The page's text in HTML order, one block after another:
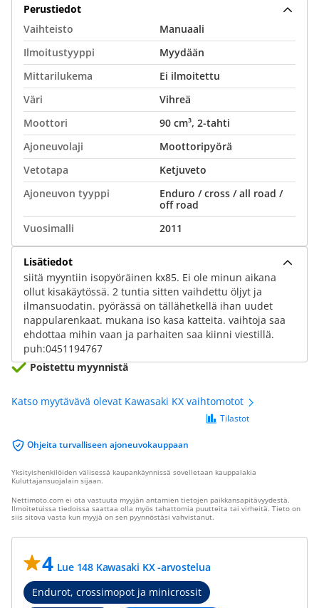
Perustiedot
Vaihteisto
Manuaali
Ilmoitustyyppi
Myydään
Mittarilukema
Ei ilmoitettu
Väri
Vihreä
Moottori
90 cm³, 2-tahti
Ajoneuvolaji
Moottoripyörä
Vetotapa
Ketjuveto
Ajoneuvon tyyppi
Enduro / cross / all road /
off road
Vuosimalli
2011
Lisätiedot
siitä myyntiin isopyöräinen kx85. Ei ole minun aikana
ollut kisakäytössä. 2 tuntia sitten vaihdettu öljyt ja
ilmansuodatin. pyörässä on tällähetkellä ihan uudet
nappularenkaat. mukana iso kasa katteita. vaihtoja saa
ehdottaa mihin vaan ja parhaiten saa kiinni viestillä.
puh:0451194767
Poistettu myynnistä
Katso myytävävä olevat Kawasaki KX vaihtomotot
Ohjeita turvalliseen ajoneuvokauppaan
Tilastot
Yksityishenkilöiden välisessä kaupankäynnissä sovelletaan kauppalakia
Kuluttajansuojalain sijaan.
Nettimoto.com ei ota vastuuta myyjän antamien tietojen paikkansapitävyydestä.
Ilmoitetuissa tiedoissa saattaa olla myös tahattomia puutteita tai virheitä. Tieto on
siis sitova vasta kun myyjä on sen pyynnöstäsi vahvistanut.
4 Lue 148 Kawasaki KX -arvostelua
Endurot, crossimopot ja minicrossit